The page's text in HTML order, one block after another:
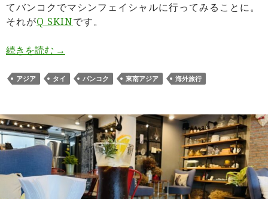
てバンコクでマシンフェイシャルに行ってみることに。
それがQ SKINです。
続きを読む バンコクBTS駅構内のクイックフェイシャルエス
→
アジア タイ バンコク 東南アジア 海外旅行